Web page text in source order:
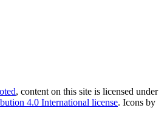
, content on this site is licensed under
4.0 International license. Icons by